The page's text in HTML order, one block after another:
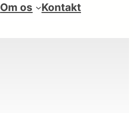
Om os Kontakt